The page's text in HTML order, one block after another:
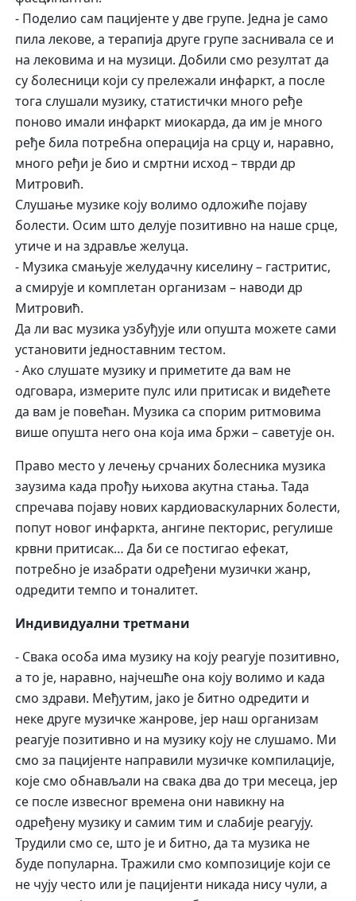
- Поделио сам пацијенте у две групе. Једна је само
пила лекове, а терапија друге групе заснивала се и
на лековима и на музици. Добили смо резултат да
су болесници који су прележали инфаркт, а после
тога слушали музику, статистички много ређе
поново имали инфаркт миокарда, да им је много
ређе била потребна операција на срцу и, наравно,
много ређи је био и смртни исход – тврди др
Митровић.
Слушање музике коју волимо одложиће појаву
болести. Осим што делује позитивно на наше срце,
утиче и на здравље желуца.
- Музика смањује желудачну киселину – гастритис,
а смирује и комплетан организам – наводи др
Митровић.
Да ли вас музика узбуђује или опушта можете сами
установити једноставним тестом.
- Ако слушате музику и приметите да вам не
одговара, измерите пулс или притисак и видећете
да вам је повећан. Музика са спорим ритмовима
више опушта него она која има бржи – саветује он.
Право место у лечењу срчаних болесника музика
заузима када прођу њихова акутна стања. Тада
спречава појаву нових кардиоваскуларних болести,
попут новог инфаркта, ангине пекторис, регулише
крвни притисак… Да би се постигао ефекат,
потребно је изабрати одређени музички жанр,
одредити темпо и тоналитет.
Индивидуални третмани
- Свака особа има музику на коју реагује позитивно,
а то је, наравно, најчешће она коју волимо и када
смо здрави. Међутим, јако је битно одредити и
неке друге музичке жанрове, јер наш организам
реагује позитивно и на музику коју не слушамо. Ми
смо за пацијенте направили музичке компилације,
које смо обнављали на свака два до три месеца, јер
се после извесног времена они навикну на
одређену музику и самим тим и слабије реагују.
Трудили смо се, што је и битно, да та музика не
буде популарна. Тражили смо композиције који се
не чују често или је пацијенти никада нису чули, а